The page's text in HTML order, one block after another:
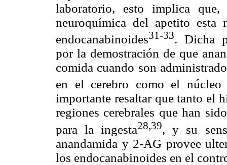
laboratorio, esto implica
neuroquímica del apetito
endocanabinoides31-33. Dicha
por la demostración de que
comida cuando son
en el cerebro como el núcleo
importante resaltar que tanto el
regiones cerebrales que han
para la ingesta28,39, y su
anandamida y 2-AG provee
los endocanabinoides en el